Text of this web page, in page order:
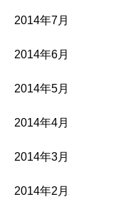
2014年7月
2014年6月
2014年5月
2014年4月
2014年3月
2014年2月